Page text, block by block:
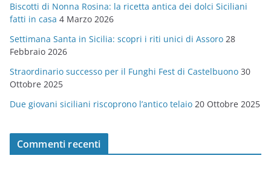
i
e
Biscotti di Nonna Rosina: la ricetta antica dei dolci Siciliani
fatti in casa 4 Marzo 2026
Settimana Santa in Sicilia: scopri i riti unici di Assoro 28
Febbraio 2026
Straordinario successo per il Funghi Fest di Castelbuono 30
Ottobre 2025
Due giovani siciliani riscoprono l’antico telaio 20 Ottobre 2025
Commenti recenti